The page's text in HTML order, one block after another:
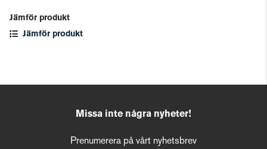
Jämför produkt
Jämför produkt
Missa inte några nyheter!
Prenumerera på vårt nyhetsbrev